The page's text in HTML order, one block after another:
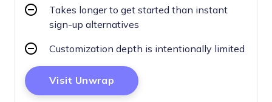
Takes longer to get started than instant
sign-up alternatives
Customization depth is intentionally limited
Visit UnwrapOpens New Window